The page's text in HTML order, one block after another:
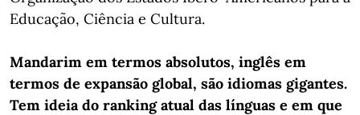
Educação, Ciência e Cultura.
Mandarim em termos absolutos, inglês em
termos de expansão global, são idiomas gigantes.
Tem ideia do ranking atual das línguas e em que